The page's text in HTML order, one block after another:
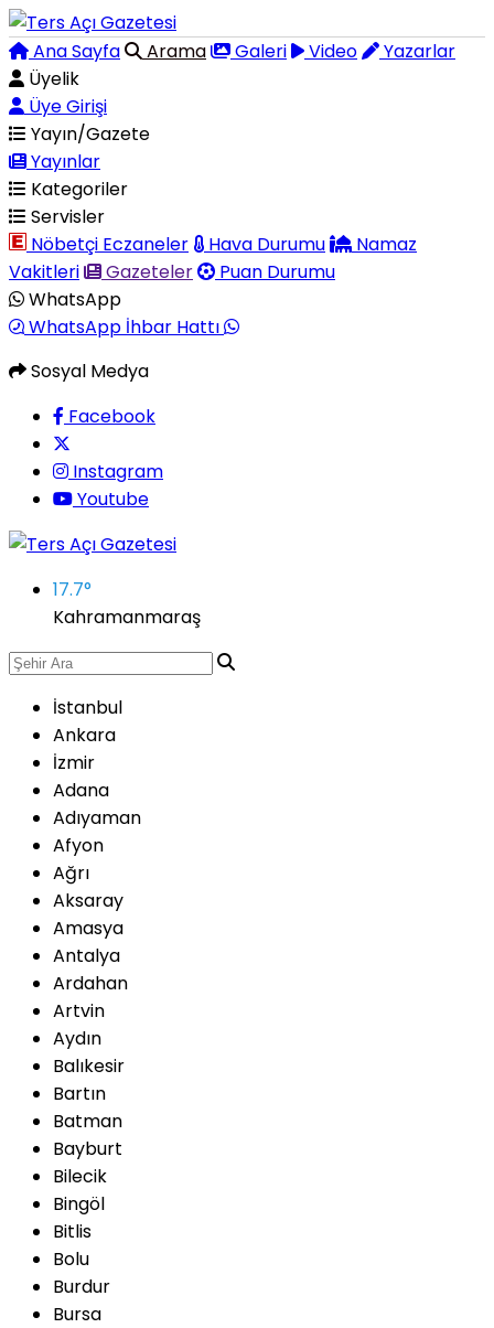
Ana Sayfa Arama Galeri Video
Yazarlar
Üyelik
Üye Girişi
Yayın/Gazete
Yayınlar
Kategoriler
Servisler
Nöbetçi Eczaneler
Hava Durumu
Namaz
Vakitleri
Gazeteler
Puan Durumu
WhatsApp
WhatsApp İhbar Hattı
Sosyal Medya
Facebook
Instagram
Youtube
17.7°
Kahramanmaraş
İstanbul
Ankara
İzmir
Adana
Adıyaman
Afyon
Ağrı
Aksaray
Amasya
Antalya
Ardahan
Artvin
Aydın
Balıkesir
Bartın
Batman
Bayburt
Bilecik
Bingöl
Bitlis
Bolu
Burdur
Bursa